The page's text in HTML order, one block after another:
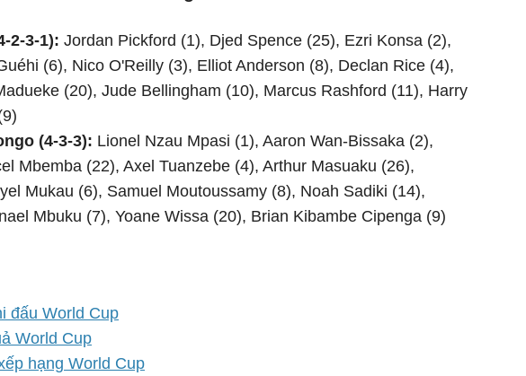
2-3-1): Jordan Pickford (1), Djed Spence (25), Ezri Konsa (2),
(6), Nico O'Reilly (3), Elliot Anderson (8), Declan Rice (4),
(20), Jude Bellingham (10), Marcus Rashford (11), Harry
(4-3-3): Lionel Nzau Mpasi (1), Aaron Wan-Bissaka (2),
Mbemba (22), Axel Tuanzebe (4), Arthur Masuaku (26),
Mukau (6), Samuel Moutoussamy (8), Noah Sadiki (14),
Mbuku (7), Yoane Wissa (20), Brian Kibambe Cipenga (9)
đấu World Cup
World Cup
hạng World Cup